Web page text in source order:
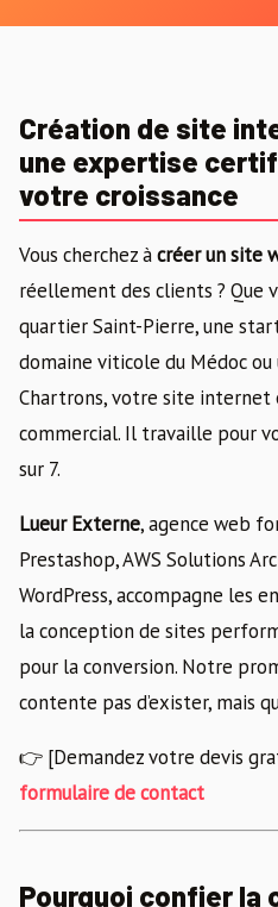
Création de site
une expertise
votre croissance
Vous cherchez àcréer un site
réellement des clients ? Que
quartier Saint-Pierre, une
domaine viticole du Médoc
Chartrons, votre site
commercial. Il travaille pour
sur 7.
Lueur Externe, agence web
Prestashop, AWS Solutions
WordPress, accompagne les
la conception de sites
pour la conversion. Notre
contente pas d’exister, mais
👉 [Demandez votre devis
formulaire de contact
Pourquoi confier la